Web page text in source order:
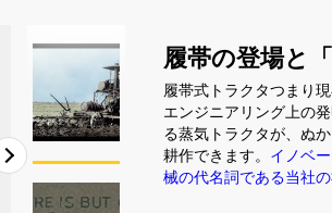
履帯の登場と
履帯式トラクタつまり
エンジニアリング上の
る蒸気トラクタが、ぬ
耕作できます。 イノベ
械の代名詞である当社